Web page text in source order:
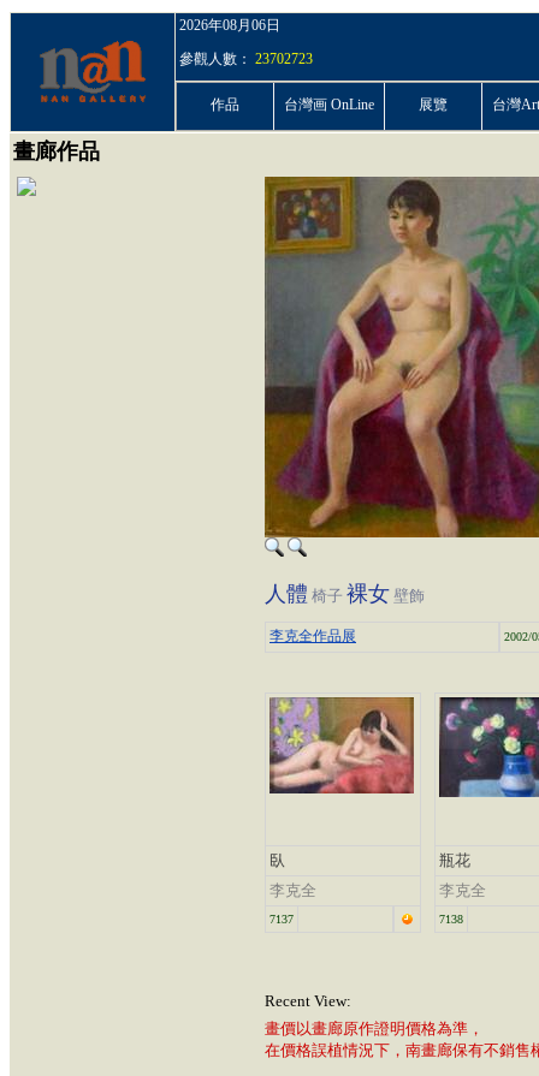
2026年08月06日
參觀人數： 23702723
作品 台灣画 OnLine 展覽 台灣
畫廊作品
人體 椅子 裸女 壁飾
李克全作品展 2002/
臥
李克全
7137
瓶花
李克全
7138
Recent View:
畫價以畫廊原作證明價格為準，
在價格誤植情況下，南畫廊保有不銷售